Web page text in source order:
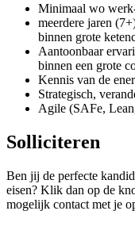
Minimaal wo
meerdere jaren
binnen grote
Aantoonbaar
binnen een grote
Kennis van de
Strategisch,
Agile (SAFe,
Solliciteren
Ben jij de perfecte
eisen? Klik dan op de
mogelijk contact met je